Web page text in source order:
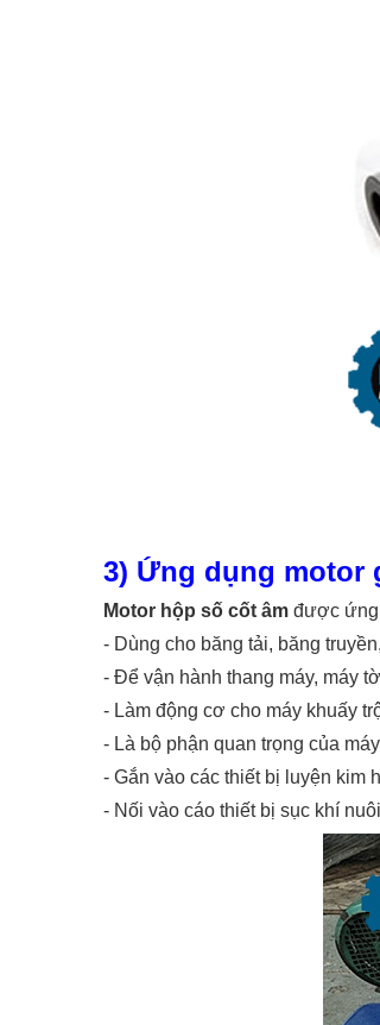
3) Ứng dụng motor
Motor hộp số cốt âm được ứng
- Dùng cho băng tải, băng
- Để vận hành thang máy, máy
- Làm động cơ cho máy khuấy
- Là bộ phận quan trọng của
- Gắn vào các thiết bị luyện kim
- Nối vào cáo thiết bị sục khí